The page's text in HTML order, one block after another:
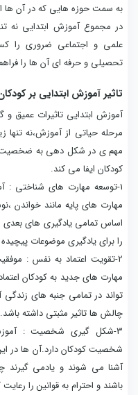
به سمت حوزه هایی که در آن ها
در مجموع آموزش ابتدایی نه
علمی و اجتماعی ضروری را
تحصیلی و حرفه ای آن ها را
تاثیر آموزش ابتدایی بر
آموزش ابتدایی تاثیرات عمیق و
مرحله حیاتی از آموزش،نه
مهم ی در شکل دهی به ضخصیت
کودکان ایفا می کند.
1-توسعه مهارت های شناختی :
مهارت های پایه مانند خواندن
اساس تمامی یادگیری های
را برای یادگیری موضوعات
2-تقویت اعتماد به نفس :
مهارت های جدید به کودکان
تواند در تمامی جنبه های زندگی
چالش ها تاثیر مثبتی داشته باشد.
3-شکل گیری شخصیت :
شخصیت کودکان دارد.آن ها در
آشنا می شوند و یادمی گیرند
باشند و احترام به قوانین را رعایت